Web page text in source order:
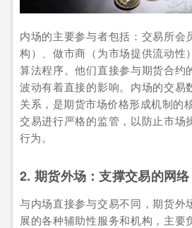
内场的主要参与者包括：交易所会
构）、做市商（为市场提供流动性
算法程序。他们直接参与期货合约
波动有着直接的影响。内场的交易
关系，是期货市场价格形成机制的
交易进行严格的监管，以防止市场
行为。
2. 期货外场：支撑交易的网络
与内场直接参与交易不同，期货外
展的各种辅助性服务和机构，主要